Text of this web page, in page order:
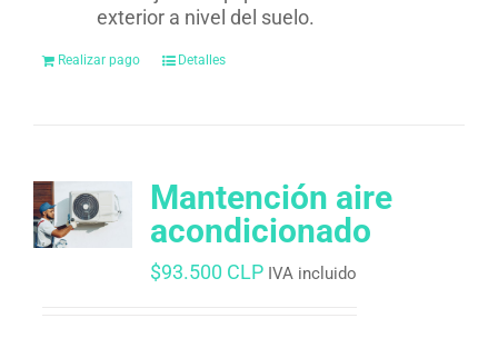
exterior a nivel del suelo.
Realizar pago Detalles
Mantención aire
acondicionado
$93.500 CLP IVA incluido